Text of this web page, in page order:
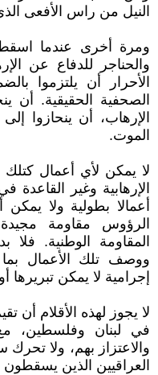
النيل من راس الأفعى
ومرة أخرى عندما اسقط
والحناجر للدفاع عن
الأحرار أن يلتزموا
الصحفية الحقيقية. أن
الإرهاب، أن ينحازوا
الموت.
لا يمكن لأي أعمال كتلك
الإرهابية وغير
أعمالا بطولية ولا
الرؤوس مقاومة
المقاومة الوطنية. فلا
ووصف تلك الأعمال
إجرامية لا يمكن تبريرها
لا يجوز لهذه الأقلام أن
في لبنان وفلسطين، مع
والاعتزاز بهم، ولا تحرك
العراقيين الذين